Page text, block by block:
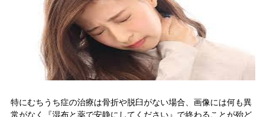
特にむちうち症の治療は骨折や脱臼がない場合、画像には何も異
常がなく『湿布と薬で安静にしてください』で終わることが殆ど